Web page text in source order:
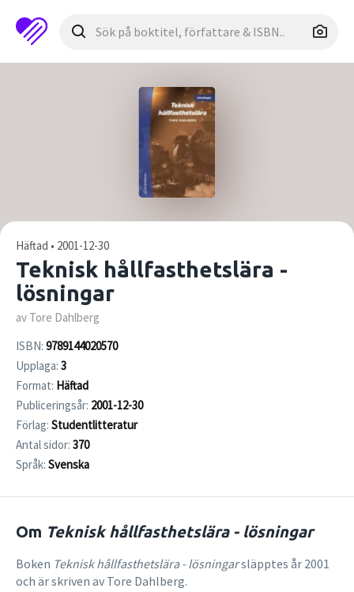
Häftad • 2001-12-30
Teknisk hållfasthetslära -
lösningar
av Tore Dahlberg
ISBN: 9789144020570
Upplaga: 3
Format: Häftad
Publiceringsår: 2001-12-30
Förlag: Studentlitteratur
Antal sidor: 370
Språk: Svenska
Om Teknisk hållfasthetslära - lösningar
Boken Teknisk hållfasthetslära - lösningarsläpptes år 2001
och är skriven av Tore Dahlberg.